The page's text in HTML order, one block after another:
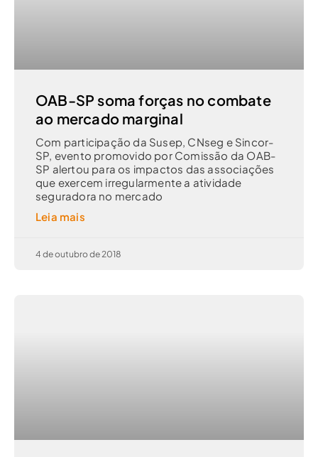
OAB-SP soma forças no combate
ao mercado marginal
Com participação da Susep, CNseg e Sincor-
SP, evento promovido por Comissão da OAB-
SP alertou para os impactos das associações
que exercem irregularmente a atividade
seguradora no mercado
Leia mais
4 de outubro de 2018